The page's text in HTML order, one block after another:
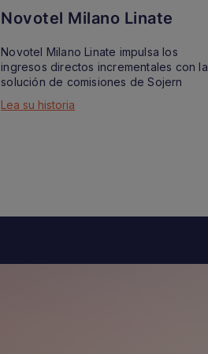
Novotel Milano Linate
Novotel Milano Linate impulsa los
ingresos directos incrementales con la
solución de comisiones de Sojern
Lea su historia